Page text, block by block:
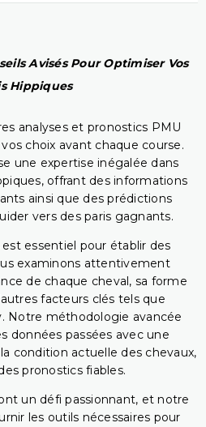
Avisés Pour Optimiser Vos
Hippiques
analyses et pronostics PMU
choix avant chaque course.
une expertise inégalée dans
offrant des informations
ainsi que des prédictions
vers des paris gagnants.
essentiel pour établir des
examinons attentivement
de chaque cheval, sa forme
facteurs clés tels que
Notre méthodologie avancée
données passées avec une
condition actuelle des chevaux,
pronostics fiables.
un défi passionnant, et notre
les outils nécessaires pour